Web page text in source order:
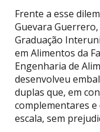
Frente a esse
Guevara
Graduação
em Alimentos da
Engenharia de
desenvolveu
duplas que, em
complementares
escala, sem